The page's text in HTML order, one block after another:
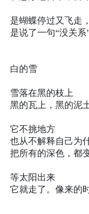
是蝴蝶停过又飞走
是说了一句“没关
白的雪
雪落在黑的枝上
黑的瓦上，黑的泥
它不挑地方
也从不解释自己为
把所有的深色，都
等太阳出来
它就走了。像来的